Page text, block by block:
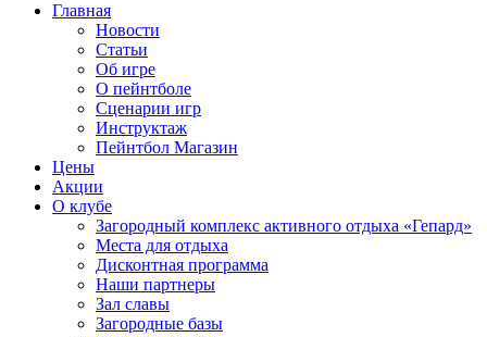
Главная
Новости
Статьи
Об игре
О пейнтболе
Сценарии игр
Инструктаж
Пейнтбол Магазин
Цены
Акции
О клубе
Загородный комплекс активного отдыха «Гепард»
Места для отдыха
Дисконтная программа
Наши партнеры
Зал славы
Загородные базы